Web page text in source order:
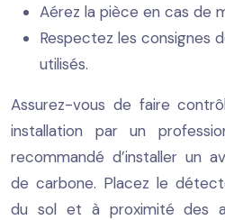
Aérez la pièce en cas de
Respectez les consignes
utilisés.
Assurez-vous de faire
installation par un
recommandé d’installer un
de carbone. Placez le
du sol et à proximité des